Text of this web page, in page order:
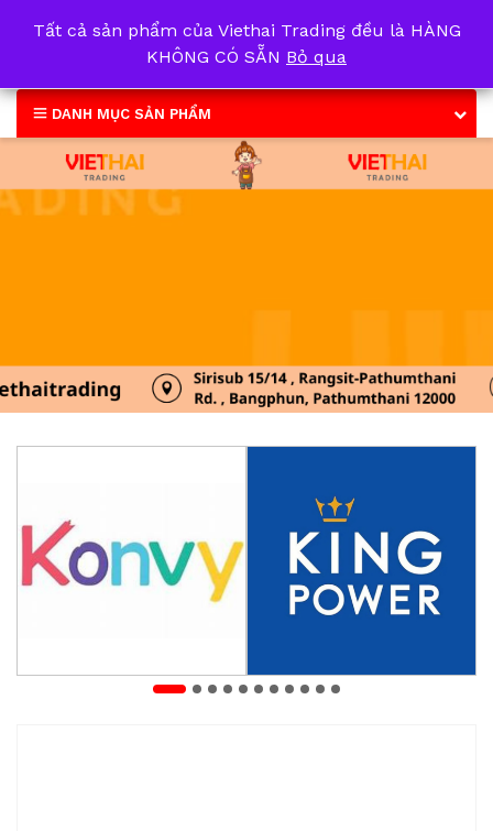
DANH MỤC SẢN PHẨM
Tất cả sản phẩm của Viethai Trading đều là HÀNG
KHÔNG CÓ SẴN Bỏ qua